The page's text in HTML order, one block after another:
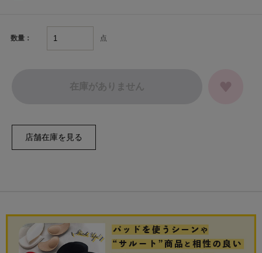
数量： 点
在庫がありません